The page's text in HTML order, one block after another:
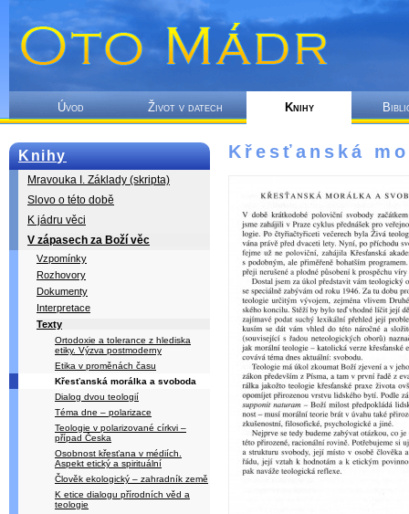
Úvod Život v datech Knihy
Knihy
Mravouka I. Základy (skripta)
Slovo o této době
K jádru věci
V zápasech za Boží věc
Vzpomínky
Rozhovory
Dokumenty
Interpretace
Texty
Ortodoxie a tolerance z hlediska
etiky. Výzva postmoderny
Etika v proměnách času
Křesťanská morálka a svoboda
Dialog dvou teologií
Téma dne – polarizace
Teologie v polarizované církvi –
případ Česka
Osobnost křesťana v médiích.
Aspekt etický a spirituální
Člověk ekologický – zahradník země
K etice dialogu přírodních věd a
teologie
Křesťanská